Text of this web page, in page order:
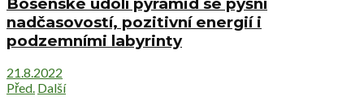
nadčasovostí, pozitivní energií i
podzemními labyrinty
21.8.2022
Před. Další